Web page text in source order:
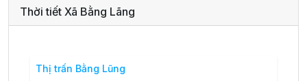
Thời tiết Xã Bằng Lãng
Thị trấn Bằng Lũng